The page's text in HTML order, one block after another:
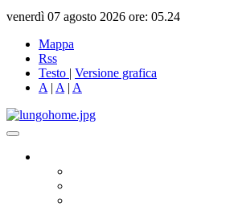
venerdì 07 agosto 2026 ore: 05.24
Mappa
Rss
Testo | Versione grafica
A | A | A